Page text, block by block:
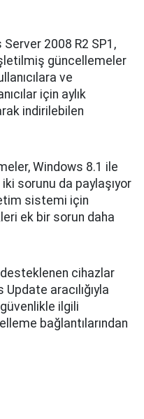
2008 R2 SP1,
güncellemeler
ve
için aylık
indirilebilen
Windows 8.1 ile
iki sorunu da paylaşıyor
sistemi için
ek bir sorun daha
cihazlar
aracılığıyla
ilgili
bağlantılarından